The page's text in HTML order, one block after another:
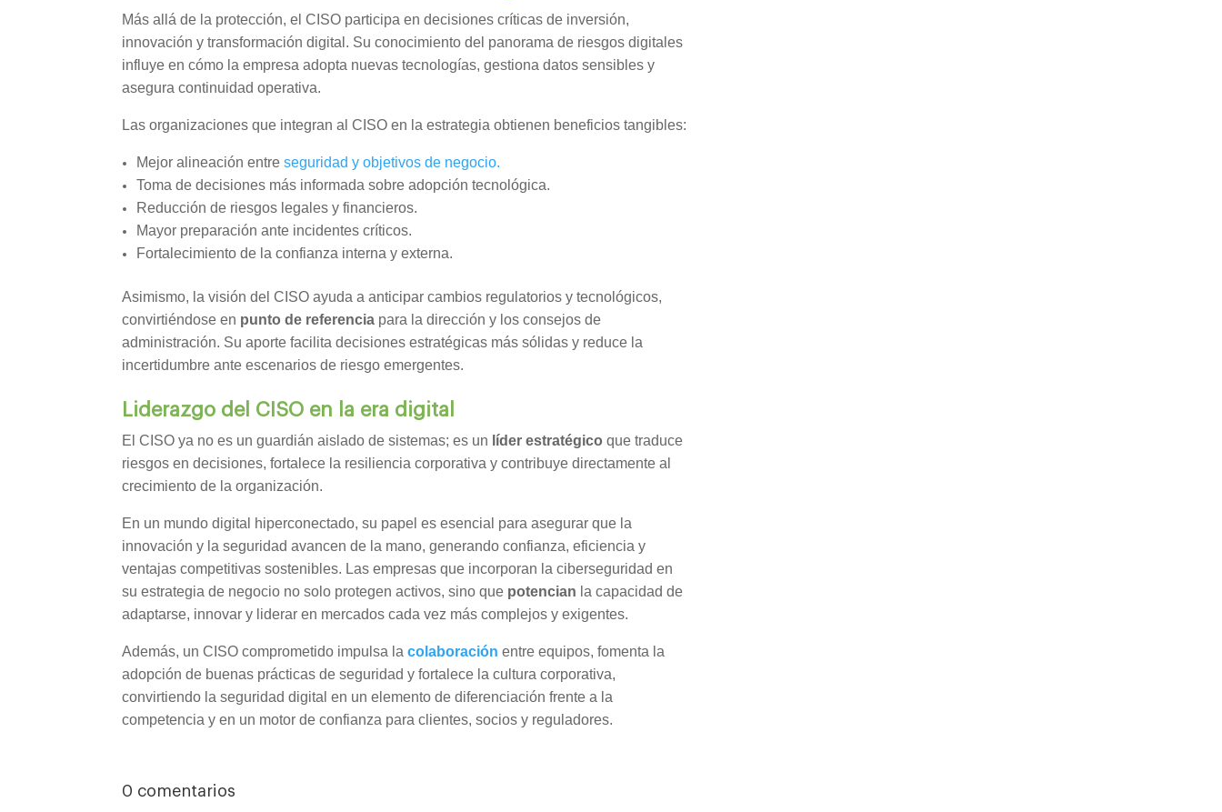
Más allá de la protección, el CISO participa en decisiones críticas de inversión,
innovación y transformación digital. Su conocimiento del panorama de riesgos digitales
influye en cómo la empresa adopta nuevas tecnologías, gestiona datos sensibles y
asegura continuidad operativa.
Las organizaciones que integran al CISO en la estrategia obtienen beneficios tangibles:
Mejor alineación entreseguridad y objetivos de negocio.
Toma de decisiones más informada sobre adopción tecnológica.
Reducción de riesgos legales y financieros.
Mayor preparación ante incidentes críticos.
Fortalecimiento de la confianza interna y externa.
Asimismo, la visión del CISO ayuda a anticipar cambios regulatorios y tecnológicos,
convirtiéndose en punto de referencia para la dirección y los consejos de
administración. Su aporte facilita decisiones estratégicas más sólidas y reduce la
incertidumbre ante escenarios de riesgo emergentes.
Liderazgo del CISO en la era digital
El CISO ya no es un guardián aislado de sistemas; es un líder estratégico que traduce
riesgos en decisiones, fortalece la resiliencia corporativa y contribuye directamente al
crecimiento de la organización.
En un mundo digital hiperconectado, su papel es esencial para asegurar que la
innovación y la seguridad avancen de la mano, generando confianza, eficiencia y
ventajas competitivas sostenibles. Las empresas que incorporan la ciberseguridad en
su estrategia de negocio no solo protegen activos, sino que potencian la capacidad de
adaptarse, innovar y liderar en mercados cada vez más complejos y exigentes.
Además, un CISO comprometido impulsa lacolaboración entre equipos, fomenta la
adopción de buenas prácticas de seguridad y fortalece la cultura corporativa,
convirtiendo la seguridad digital en un elemento de diferenciación frente a la
competencia y en un motor de confianza para clientes, socios y reguladores.
0 comentarios